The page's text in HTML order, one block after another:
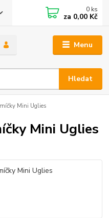
Menu
Hledat
0 ks
za 0,00 Kč
Mini Uglies
Mini Uglies